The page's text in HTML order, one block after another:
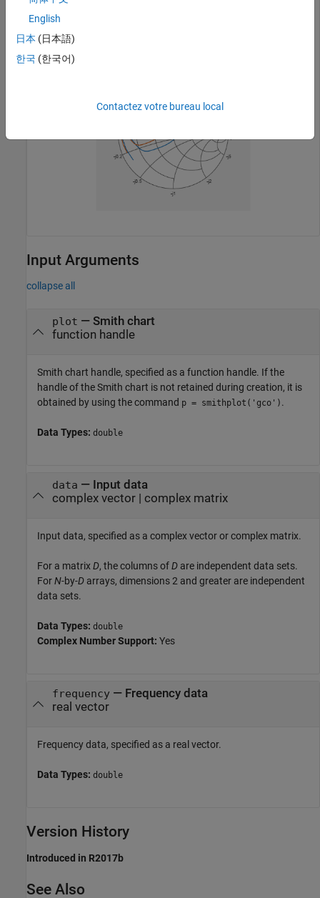
add(s, Freq, S11);
s.LegendLabels = {
Input Arguments
collapse all
plot — Smith chart
function handle
Smith chart handle, specified as a function handle. If the
handle of the Smith chart is not retained during creation, it is
obtained by using the command p = smithplot('gco') .
Data Types: double
data — Input data
complex vector| complex matrix
Input data, specified as a complex vector or complex matrix.
For a matrixD, the columns ofD are independent data sets.
ForN-by-D arrays, dimensions 2 and greater are independent
data sets.
Data Types: double
Complex Number Support: Yes
frequency— Frequency data
real vector
Frequency data, specified as a real vector.
Data Types: double
Version History
Introduced in R2017b
See Also
English
日本 (日本語)
한국 (한국어)
Contactez votre bureau local